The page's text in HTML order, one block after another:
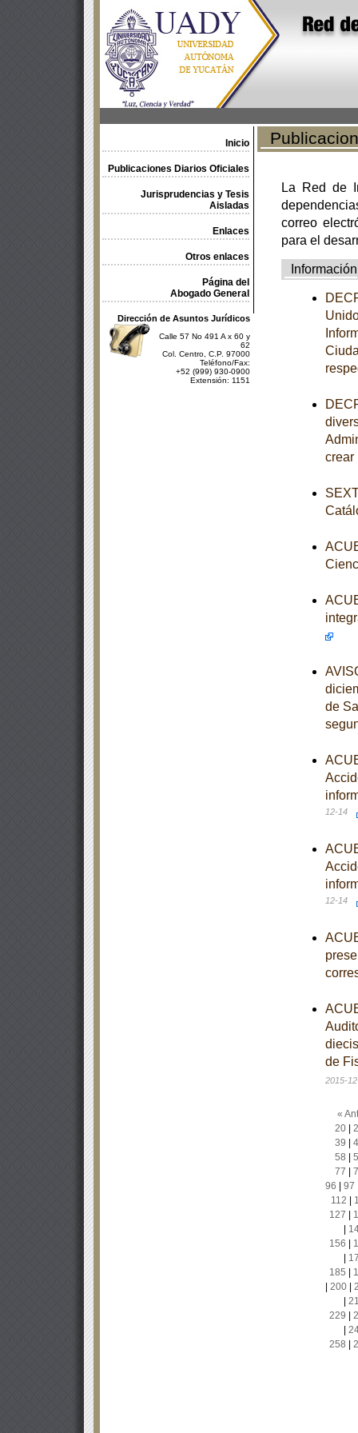
Inicio
Publicaciones Diarios Oficiales
Jurisprudencias y Tesis
Aisladas
Enlaces
Otros enlaces
Página del
Abogado General
Dirección de Asuntos Jurídicos
Calle 57 No 491 A x 60 y
62
Col. Centro, C.P. 97000
Teléfono/Fax:
+52 (999) 930-0900
Extensión: 1151
La Red de
correo
para el
Información
crear
de
12-14
12-14
de
2015-
«
20|
39
58
77
96
97
112
127
156
185
200|
229
258